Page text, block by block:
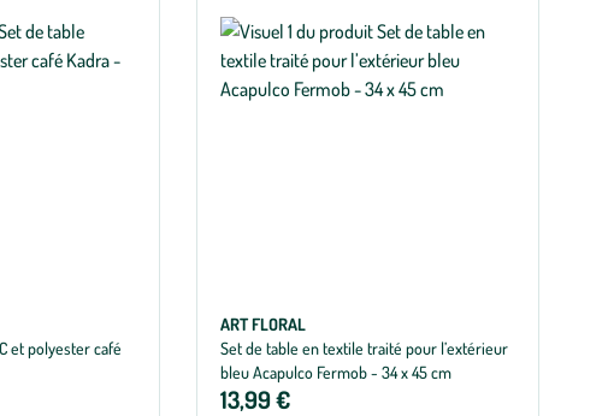
et polyester café
ART FLORAL
Set de table en textile traité pour l’extérieur
bleu Acapulco Fermob - 34 x 45 cm
13,99 €